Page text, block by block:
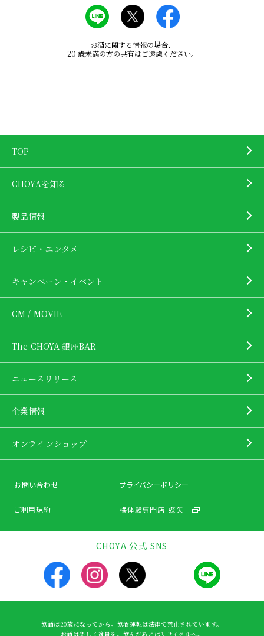
お酒に関する情報の場合、
20 歳未満の方の共有はご遠慮ください。
TOP
CHOYAを知る
製品情報
レシピ・エンタメ
キャンペーン・イベント
CM / MOVIE
The CHOYA 銀座BAR
ニュースリリース
企業情報
オンラインショップ
お問い合わせ プライバシーポリシー
ご利用規約 梅体験専門店「蝶矢」
CHOYA 公式 SNS
飲酒は20歳になってから。飲酒運転は法律で禁止されています。
お酒は楽しく適量を。飲んだあとはリサイクルへ。